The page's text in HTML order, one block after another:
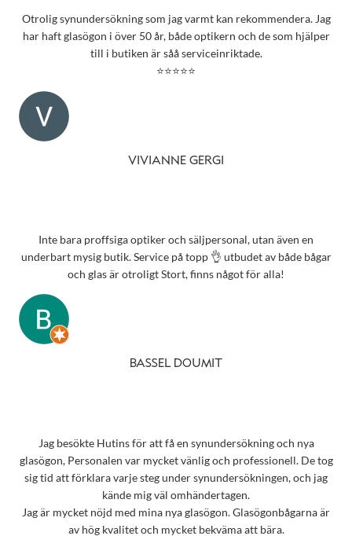
Otrolig synundersökning som jag varmt kan rekommendera. Jag
har haft glasögon i över 50 år, både optikern och de som hjälper
till i butiken är såå serviceinriktade.
⭐⭐⭐⭐⭐
VIVIANNE GERGI
Inte bara proffsiga optiker och säljpersonal, utan även en
underbart mysig butik. Service på topp 👌 utbudet av både bågar
och glas är otroligt Stort, finns något för alla!
BASSEL DOUMIT
Jag besökte Hutins för att få en synundersökning och nya
glasögon, Personalen var mycket vänlig och professionell. De tog
sig tid att förklara varje steg under synundersökningen, och jag
kände mig väl omhändertagen.
Jag är mycket nöjd med mina nya glasögon. Glasögonbågarna är
av hög kvalitet och mycket bekväma att bära.